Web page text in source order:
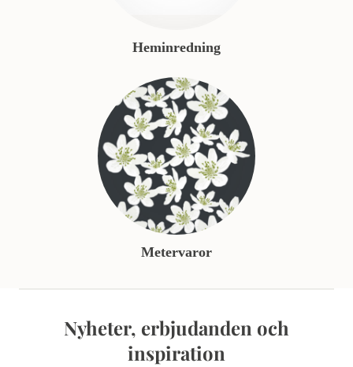
Heminredning
Metervaror
Nyheter, erbjudanden och
inspiration